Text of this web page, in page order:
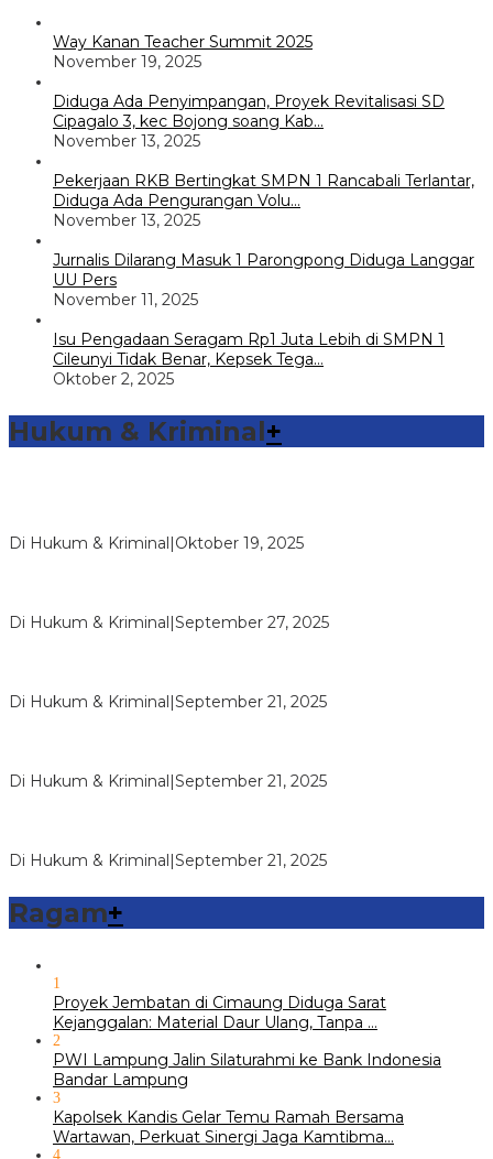
Way Kanan Teacher Summit 2025
November 19, 2025
Diduga Ada Penyimpangan, Proyek Revitalisasi SD
Cipagalo 3, kec Bojong soang Kab…
November 13, 2025
Pekerjaan RKB Bertingkat SMPN 1 Rancabali Terlantar,
Diduga Ada Pengurangan Volu…
November 13, 2025
Jurnalis Dilarang Masuk 1 Parongpong Diduga Langgar
UU Pers
November 11, 2025
Isu Pengadaan Seragam Rp1 Juta Lebih di SMPN 1
Cileunyi Tidak Benar, Kepsek Tega…
Oktober 2, 2025
Hukum & Kriminal+
Di Hukum & Kriminal|Oktober 19, 2025
Di Hukum & Kriminal|September 27, 2025
Di Hukum & Kriminal|September 21, 2025
Di Hukum & Kriminal|September 21, 2025
Di Hukum & Kriminal|September 21, 2025
Ragam+
1
Proyek Jembatan di Cimaung Diduga Sarat
Kejanggalan: Material Daur Ulang, Tanpa …
2
PWI Lampung Jalin Silaturahmi ke Bank Indonesia
Bandar Lampung
3
Kapolsek Kandis Gelar Temu Ramah Bersama
Wartawan, Perkuat Sinergi Jaga Kamtibma…
4